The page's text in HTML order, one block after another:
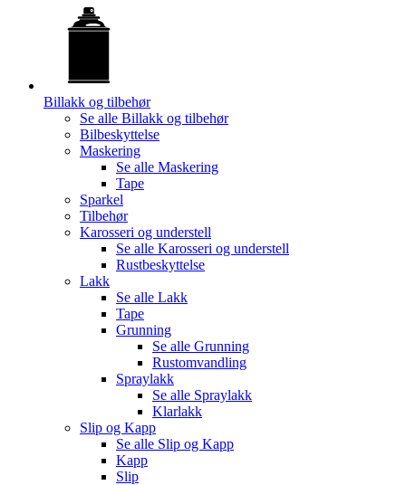
Billakk og tilbehør
Se alle Billakk og tilbehør
Bilbeskyttelse
Maskering
Se alle Maskering
Tape
Sparkel
Tilbehør
Karosseri og understell
Se alle Karosseri og understell
Rustbeskyttelse
Lakk
Se alle Lakk
Tape
Grunning
Se alle Grunning
Rustomvandling
Spraylakk
Se alle Spraylakk
Klarlakk
Slip og Kapp
Se alle Slip og Kapp
Kapp
Slip